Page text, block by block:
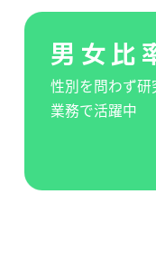
男女比
性別を問わず研
業務で活躍中